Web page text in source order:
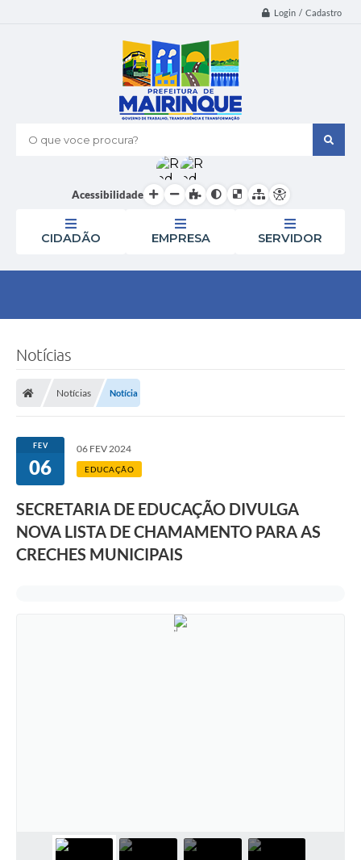
Login / Cadastro
O que voce procura?
Acessibilidade
CIDADÃO EMPRESA SERVIDOR
Notícias
Notícias Notícia
FEV
06
06 FEV 2024
EDUCAÇÃO
SECRETARIA DE EDUCAÇÃO DIVULGA
NOVA LISTA DE CHAMAMENTO PARA AS
CRECHES MUNICIPAIS